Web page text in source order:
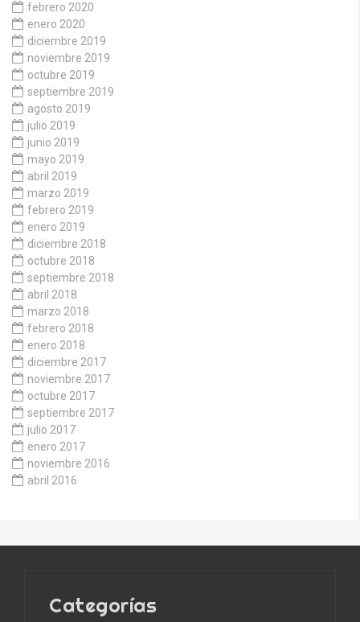
febrero 2020
enero 2020
diciembre 2019
noviembre 2019
octubre 2019
septiembre 2019
agosto 2019
julio 2019
junio 2019
mayo 2019
abril 2019
marzo 2019
febrero 2019
enero 2019
diciembre 2018
octubre 2018
septiembre 2018
abril 2018
marzo 2018
febrero 2018
enero 2018
diciembre 2017
noviembre 2017
octubre 2017
septiembre 2017
julio 2017
enero 2017
noviembre 2016
abril 2016
Categorías